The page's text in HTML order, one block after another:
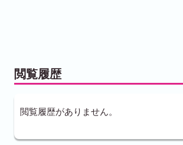
閲覧履歴
閲覧履歴がありません。